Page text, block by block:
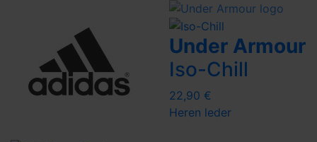
Under Armour
Iso-Chill
22,90 €
Heren leder